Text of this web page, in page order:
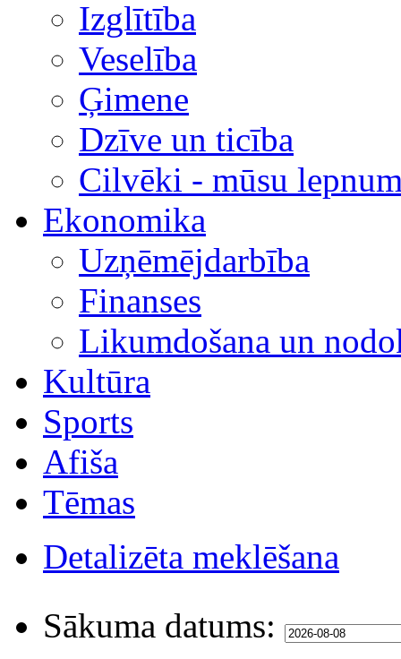
Izglītība
Veselība
Ģimene
Dzīve un ticība
Cilvēki - mūsu
Ekonomika
Uzņēmējdarbība
Finanses
Likumdošana un
Kultūra
Sports
Afiša
Tēmas
Detalizēta meklēšana
Sākuma datums: